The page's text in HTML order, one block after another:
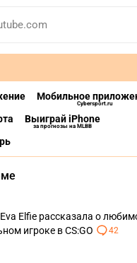
Мобильное
Cybersport.ru
Выиграй iPhone
за прогнозы на MLBB
Elfie рассказала о
игроке в CS:GO
42